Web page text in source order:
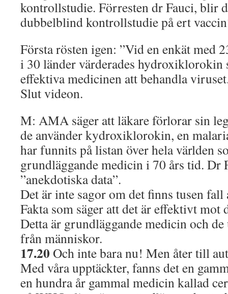
kontrollstudie. Förresten dr Fauci, blir
dubbelblind kontrollstudie på ert
Första rösten igen: ”Vid en enkät med
i 30 länder värderades hydroxiklorokin
effektiva medicinen att behandla
Slut videon.
M: AMA säger att läkare förlorar sin
de använder kydroxiklorokin, en
har funnits på listan över hela världen
grundläggande medicin i 70 års tid. Dr
”anekdotiska data”.
Det är inte sagor om det finns tusen fall
Fakta som säger att det är effektivt mot
Detta är grundläggande medicin och
från människor.
17.20 Och inte bara nu! Men åter till
Med våra upptäckter, fanns det en
en hundra år gammal medicin kallad